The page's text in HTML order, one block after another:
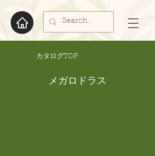
​カタログTOP
メガロドラス